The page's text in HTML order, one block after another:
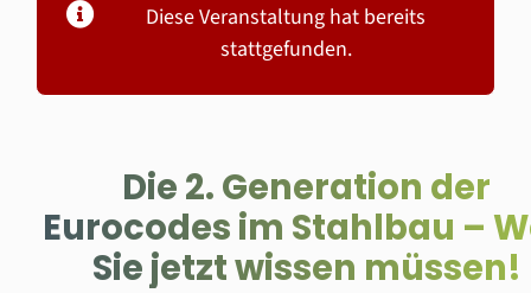
Diese Veranstaltung hat bereits
stattgefunden.
Die 2. Generation der
Eurocodes im Stahlbau –
Sie jetzt wissen müssen!